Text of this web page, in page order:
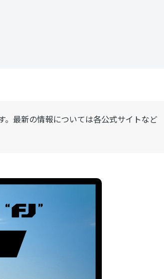
最新の情報については各公式サイトなど